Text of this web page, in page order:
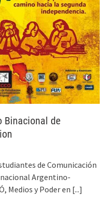
Binacional de
de Comunicación
Argentino-
Medios y Poder en [...]